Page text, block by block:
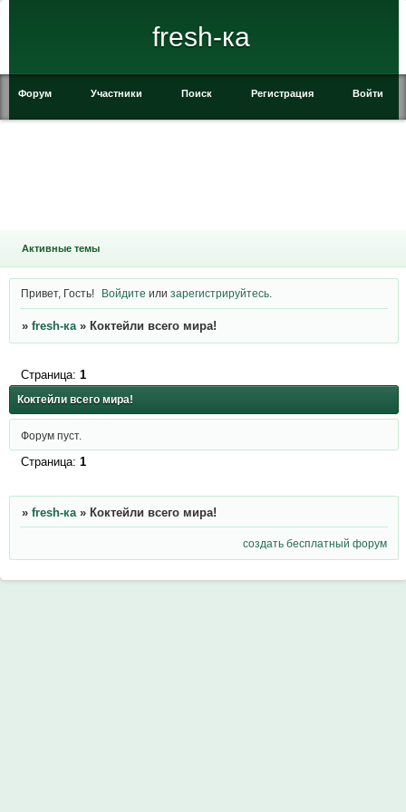
fresh-ка
Форум Участники Поиск Регистрация Войти
Активные темы
Привет, Гость! Войдите илизарегистрируйтесь
» fresh-ка » Коктейли всего мира!
Коктейли всего мира!
Страница: 1
Форум пуст.
Страница: 1
» fresh-ка » Коктейли всего мира!
создать бесплатный форум